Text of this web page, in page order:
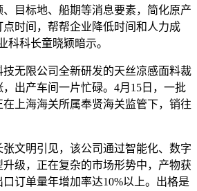
目标地、船期等消息要素，简化原产
时间，帮帮企业降低时间和人力成
科科长童晓颖暗示。
限公司全新研发的天丝凉感面料裁
出产车间一片忙碌。4月15日，一批
上海海关所属奉贤海关监管下，销往
明引见，该公司通过智能化、数字
级，正在复杂的市场形势中，产物获
订单量年增加率达10%以上。出格是